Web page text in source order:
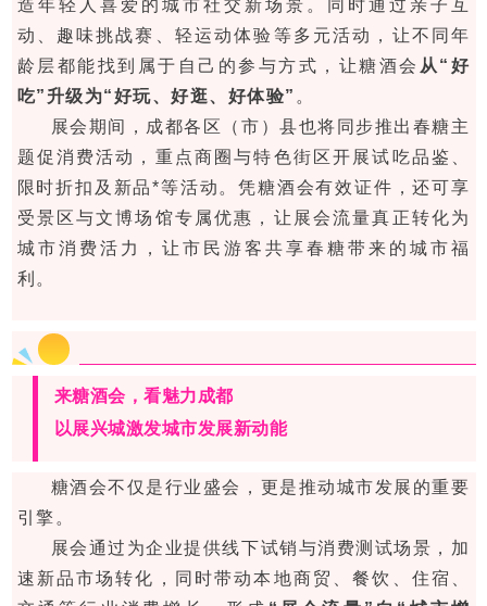
造年轻人喜爱的城市社交新场景。同时通过亲子互
动、趣味挑战赛、轻运动体验等多元活动，让不同年
龄层都能找到属于自己的参与方式，让糖酒会 从“好
吃”升级为“好玩、好逛、好体验” 。
展会期间，成都各区（市）县也将同步推出春糖主
题促消费活动，重点商圈与特色街区开展试吃品鉴、
限时折扣及新品*等活动。凭糖酒会有效证件，还可享
受景区与文博场馆专属优惠，让展会流量真正转化为
城市消费活力，让市民游客共享春糖带来的城市福
利。
来糖酒会，看魅力成都
以展兴城激发城市发展新动能
糖酒会不仅是行业盛会，更是推动城市发展的重要
引擎。
展会通过为企业提供线下试销与消费测试场景，加
速新品市场转化，同时带动本地商贸、餐饮、住宿、